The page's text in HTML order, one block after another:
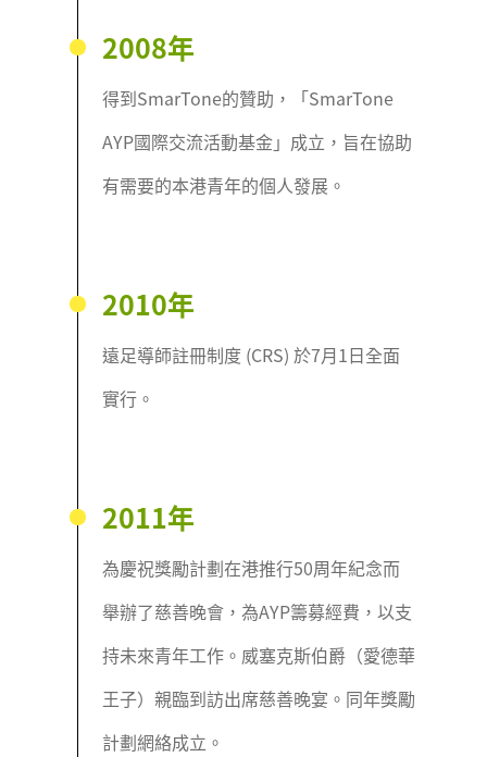
2008年
得到SmarTone的贊助，「SmarTone
AYP國際交流活動基金」成立，旨在協助
有需要的本港青年的個人發展。
2010年
遠足導師註冊制度 (CRS) 於7月1日全面
實行。
2011年
為慶祝獎勵計劃在港推行50周年紀念而
舉辦了慈善晚會，為AYP籌募經費，以支
持未來青年工作。威塞克斯伯爵（愛德華
王子）親臨到訪出席慈善晚宴。同年獎勵
計劃網絡成立。